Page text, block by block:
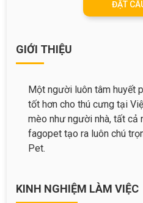
spa cho thú cưng
Chính sách mua hàng
Chính sách bảo hành
LIÊN HỆ
ĐẶT
GIỚI THIỆU
Một người luôn tâm huyết
tốt hơn cho thú cưng tại
mèo như người nhà, tất cả
fagopet tạo ra luôn chú
Pet.
KINH NGHIỆM LÀM VIỆC